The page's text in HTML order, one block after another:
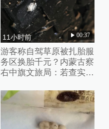
11小时前 00:37
游客称自驾草原被扎胎服
务区换胎千元？内蒙古察
右中旗文旅局：若查实人